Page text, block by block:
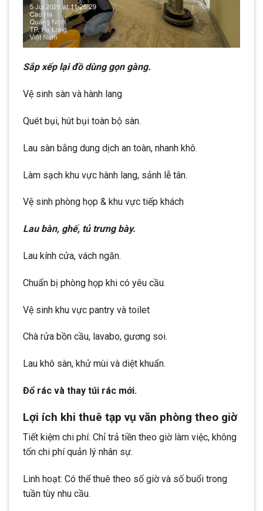
Sắp xếp lại đồ dùng gọn gàng.
Vệ sinh sàn và hành lang
Quét bụi, hút bụi toàn bộ sàn.
Lau sàn bằng dung dịch an toàn, nhanh khô.
Làm sạch khu vực hành lang, sảnh lễ tân.
Vệ sinh phòng họp & khu vực tiếp khách
Lau bàn, ghế, tủ trưng bày.
Lau kính cửa, vách ngăn.
Chuẩn bị phòng họp khi có yêu cầu.
Vệ sinh khu vực pantry và toilet
Chà rửa bồn cầu, lavabo, gương soi.
Lau khô sàn, khử mùi và diệt khuẩn.
Đổ rác và thay túi rác mới.
Lợi ích khi thuê tạp vụ văn phòng theo giờ
Tiết kiệm chi phí: Chỉ trả tiền theo giờ làm việc, không
tốn chi phí quản lý nhân sự.
Linh hoạt: Có thể thuê theo số giờ và số buổi trong
tuần tùy nhu cầu.